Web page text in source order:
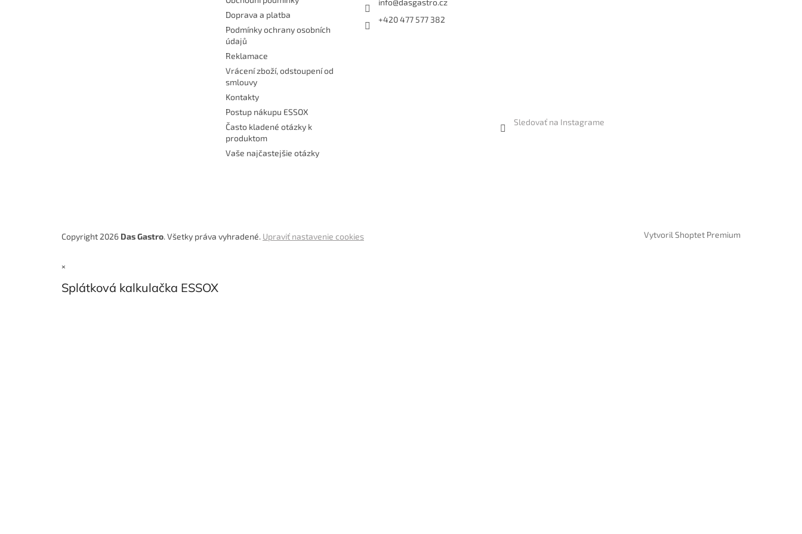
Doprava a platba
Podmínky ochrany osobních
údajů
Reklamace
Vrácení zboží, odstoupení od
smlouvy
Kontakty
Postup nákupu ESSOX
Často kladené otázky k
produktom
Vaše najčastejšie otázky
+420 477 577 382
Sledovať na Instagrame
Vytvoril Shoptet Premium
Copyright 2026 Das Gastro. Všetky práva vyhradené. Upraviť nastavenie cookies
×
Splátková kalkulačka ESSOX